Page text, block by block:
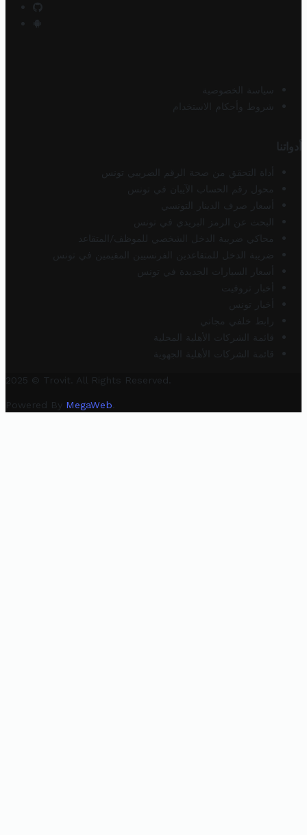
سياسة الخصوصية
شروط وأحكام الاستخدام
أدواتنا
أداة التحقق من صحة الرقم الضريبي تونس
محول رقم الحساب الآيبان في تونس
أسعار صرف الدينار التونسي
البحث عن الرمز البريدي في تونس
محاكي ضريبة الدخل الشخصي للموظف/المتقاعد
ضريبة الدخل للمتقاعدين الفرنسيين المقيمين في تونس
أسعار السيارات الجديدة في تونس
أخبار تروفيت
أخبار تونس
رابط خلفي مجاني
قائمة الشركات الأهلية المحلية
قائمة الشركات الأهلية الجهوية
2025 © Trovit. All Rights Reserved.
Powered By MegaWeb